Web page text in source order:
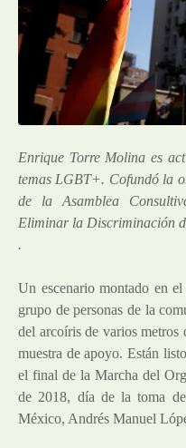
Enrique Torre Molina es
temas LGBT+. Cofundó la
de la Asamblea
Eliminar la Discriminación
.
Un escenario montado en
grupo de personas de la
del arcoíris de varios metros
muestra de apoyo. Están
el final de la Marcha del
de 2018, día de la toma
México, Andrés Manuel